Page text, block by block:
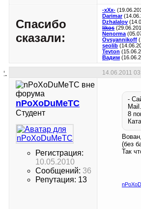
Спасибо
сказали:
-xXx-
Darimar
Dzhalalov
likos
Nenorma
Ovsyannikoff
seolib
Tevton
Вадим
14.06.2011
nPoXoDuMeTC
Студент
Регистрация:
10.05.2010
Сообщений: 36
Репутация: 13
-
8
(без
Так